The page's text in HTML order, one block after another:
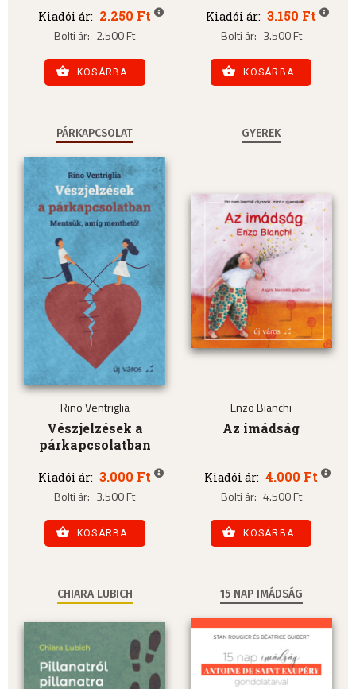
Kiadói ár: 2.250 Ft
Bolti ár: 2.500 Ft
KOSÁRBA
Kiadói ár: 3.150 Ft
Bolti ár: 3.500 Ft
KOSÁRBA
PÁRKAPCSOLAT
Rino Ventriglia
Vészjelzések a
párkapcsolatban
Kiadói ár: 3.000 Ft
Bolti ár: 3.500 Ft
KOSÁRBA
GYEREK
Enzo Bianchi
Az imádság
Kiadói ár: 4.000 Ft
Bolti ár: 4.500 Ft
KOSÁRBA
CHIARA LUBICH 15 NAP IMÁDSÁG